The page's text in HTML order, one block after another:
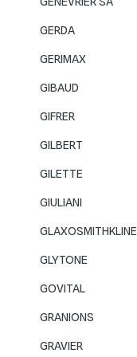
GERDA
GERIMAX
GIBAUD
GIFRER
GILBERT
GILETTE
GIULIANI
GLAXOSMITHKLINE
GLYTONE
GOVITAL
GRANIONS
GRAVIER